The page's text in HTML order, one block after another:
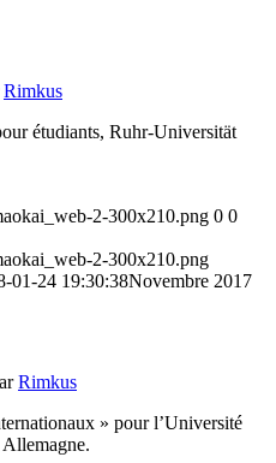
Rimkus
étudiants, Ruhr-Universität
2-300x210.png 0 0
2-300x210.png
01-24 19:30:38Novembre 2017
Rimkus
» pour l’Université